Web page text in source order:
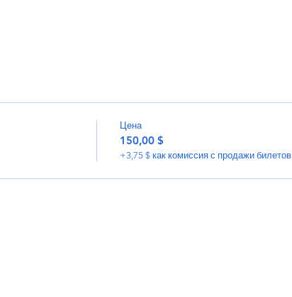
Цена
150,00 $
+3,75 $ как комиссия с продажи билетов